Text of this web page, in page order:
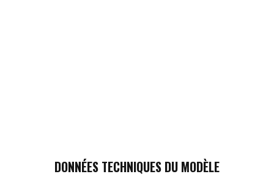
DONNÉES TECHNIQUES DU MODÈLE